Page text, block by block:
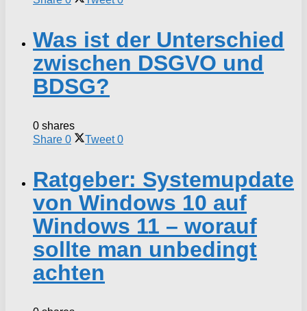
Was ist der Unterschied
zwischen DSGVO und
BDSG?
0 shares
Share 0 Tweet 0
Ratgeber: Systemupdate
von Windows 10 auf
Windows 11 – worauf
sollte man unbedingt
achten